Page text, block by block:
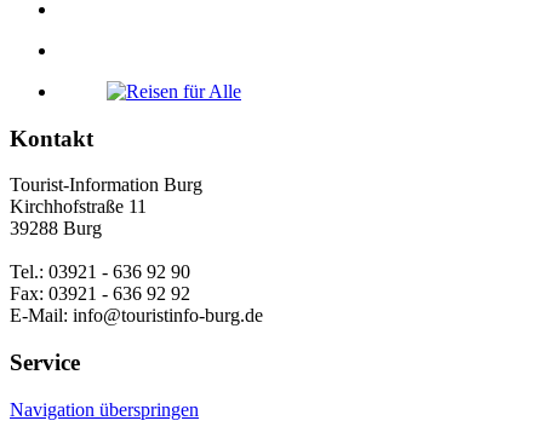
Kontakt
Tourist-Information Burg
Kirchhofstraße 11
39288 Burg
Tel.: 03921 - 636 92 90
Fax: 03921 - 636 92 92
E-Mail: info@touristinfo-burg.de
Service
Navigation überspringen